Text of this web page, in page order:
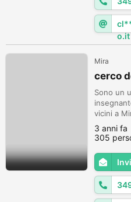
o.it
Mira
cerco
Sono un
vicini a
relazione
e-mail
3 anni fa
305